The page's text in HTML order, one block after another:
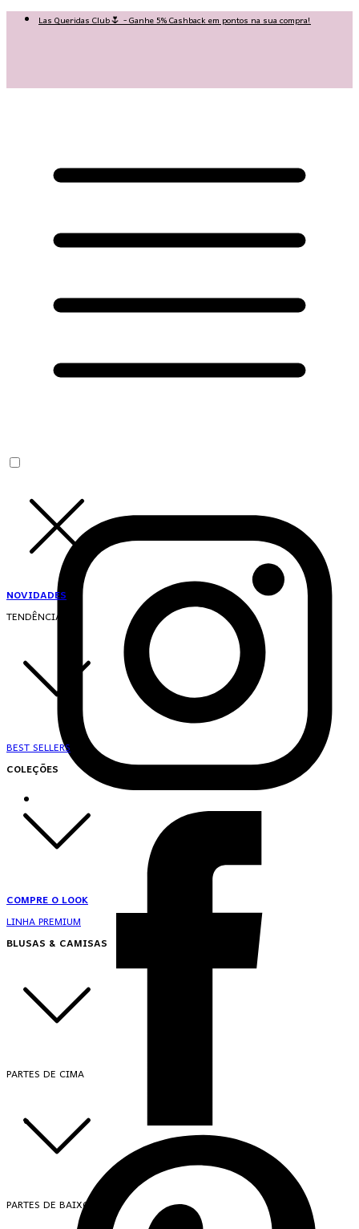
Las Queridas Club🌷 - Ganhe 5% Cashback em pontos na sua compra!
NOVIDADES
TENDÊNCIAS
BEST SELLERS
COLEÇÕES
COMPRE O LOOK
LINHA PREMIUM
BLUSAS & CAMISAS
PARTES DE CIMA
PARTES DE BAIXO